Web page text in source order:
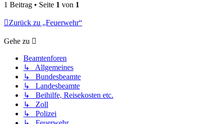
1 Beitrag • Seite 1 von 1
Zurück zu „Feuerwehr“
Gehe zu
Beamtenforen
↳ Allgemeines
↳ Bundesbeamte
↳ Landesbeamte
↳ Beihilfe, Reisekosten etc.
↳ Zoll
↳ Polizei